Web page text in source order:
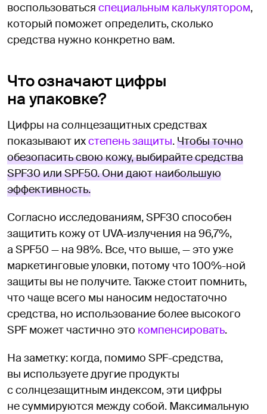
воспользоваться специальным калькулятором,
который поможет определить, сколько
средства нужно конкретно вам.
Что означают цифры
на упаковке?
Цифры на солнцезащитных средствах
показывают ихстепень защиты.Чтобы точно
обезопасить свою кожу, выбирайте средства
SPF30 или SPF50. Они дают наибольшую
эффективность.
Согласно исследованиям, SPF30 способен
защитить кожу от UVA-излучения на 96,7%,
а SPF50 — на 98%. Все, что выше, — это уже
маркетинговые уловки, потому что 100%-ной
защиты вы не получите. Также стоит помнить,
что чаще всего мы наносим недостаточно
средства, но использование более высокого
SPF может частично это компенсировать.
На заметку: когда, помимо SPF-средства,
вы используете другие продукты
с солнцезащитным индексом, эти цифры
не суммируются между собой. Максимальную